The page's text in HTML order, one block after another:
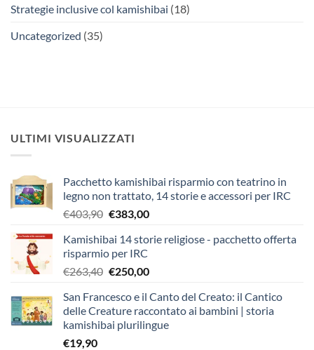
Strategie inclusive col kamishibai (18)
Uncategorized (35)
ULTIMI VISUALIZZATI
Pacchetto kamishibai risparmio con teatrino in
legno non trattato, 14 storie e accessori per IRC
€403,90 Il
originale
era:
€403,90.
€383,00Il
attuale
€383,00.
Kamishibai 14 storie religiose - pacchetto offerta
risparmio per IRC
€263,40 Il
originale
era:
€263,40.
€250,00Il
attuale
è:
€250,00.
San Francesco e il Canto del Creato: il Cantico
delle Creature raccontato ai bambini | storia
kamishibai plurilingue
€19,90